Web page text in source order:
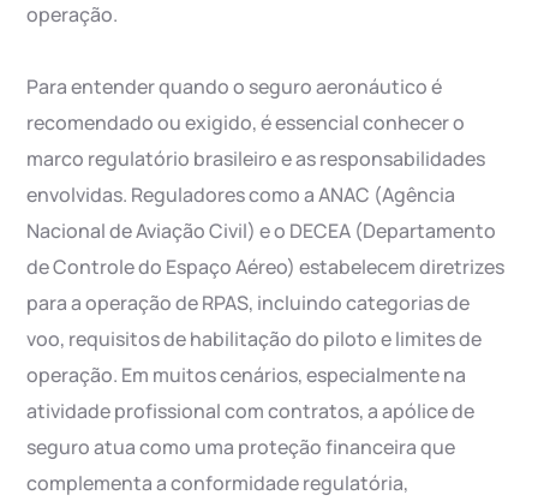
operação.
Para entender quando o seguro aeronáutico é
recomendado ou exigido, é essencial conhecer o
marco regulatório brasileiro e as responsabilidades
envolvidas. Reguladores como a ANAC (Agência
Nacional de Aviação Civil) e o DECEA (Departamento
de Controle do Espaço Aéreo) estabelecem diretrizes
para a operação de RPAS, incluindo categorias de
voo, requisitos de habilitação do piloto e limites de
operação. Em muitos cenários, especialmente na
atividade profissional com contratos, a apólice de
seguro atua como uma proteção financeira que
complementa a conformidade regulatória,